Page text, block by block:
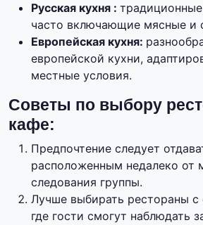
Русская кухня :
часто включающие мясные и
Европейская кухня:
европейской кухни,
местные условия.
Советы по выбору
кафе:
Предпочтение следует
расположенным недалеко от
следования группы.
Лучше выбирать рестораны с
где гости смогут наблюдать